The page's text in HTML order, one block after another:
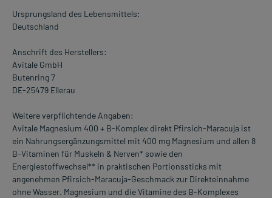
Ursprungsland des Lebensmittels:
Deutschland
Anschrift des Herstellers:
Avitale GmbH
Butenring 7
DE-25479 Ellerau
Weitere verpflichtende Angaben:
Avitale Magnesium 400 + B-Komplex direkt Pfirsich-Maracuja ist
ein Nahrungsergänzungsmittel mit 400 mg Magnesium und allen 8
B-Vitaminen für Muskeln & Nerven* sowie den
Energiestoffwechsel** in praktischen Portionssticks mit
angenehmen Pfirsich-Maracuja-Geschmack zur Direkteinnahme
ohne Wasser. Magnesium und die Vitamine des B-Komplexes